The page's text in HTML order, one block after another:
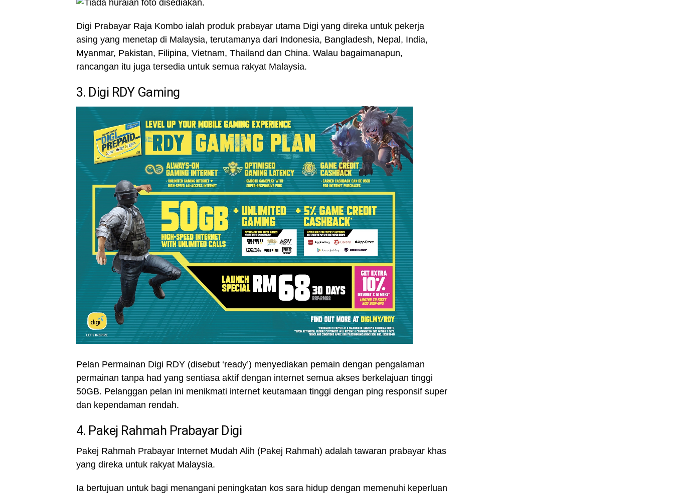
Digi Prabayar Raja Kombo ialah produk prabayar utama Digi yang direka untuk pekerja
asing yang menetap di Malaysia, terutamanya dari Indonesia, Bangladesh, Nepal, India,
Myanmar, Pakistan, Filipina, Vietnam, Thailand dan China. Walau bagaimanapun,
rancangan itu juga tersedia untuk semua rakyat Malaysia.
3. Digi RDY Gaming
Pelan Permainan Digi RDY (disebut ‘ready’) menyediakan pemain dengan pengalaman
permainan tanpa had yang sentiasa aktif dengan internet semua akses berkelajuan tinggi
50GB. Pelanggan pelan ini menikmati internet keutamaan tinggi dengan ping responsif super
dan kependaman rendah.
4. Pakej Rahmah Prabayar Digi
Pakej Rahmah Prabayar Internet Mudah Alih (Pakej Rahmah) adalah tawaran prabayar khas
yang direka untuk rakyat Malaysia.
Ia bertujuan untuk bagi menangani peningkatan kos sara hidup dengan memenuhi keperluan